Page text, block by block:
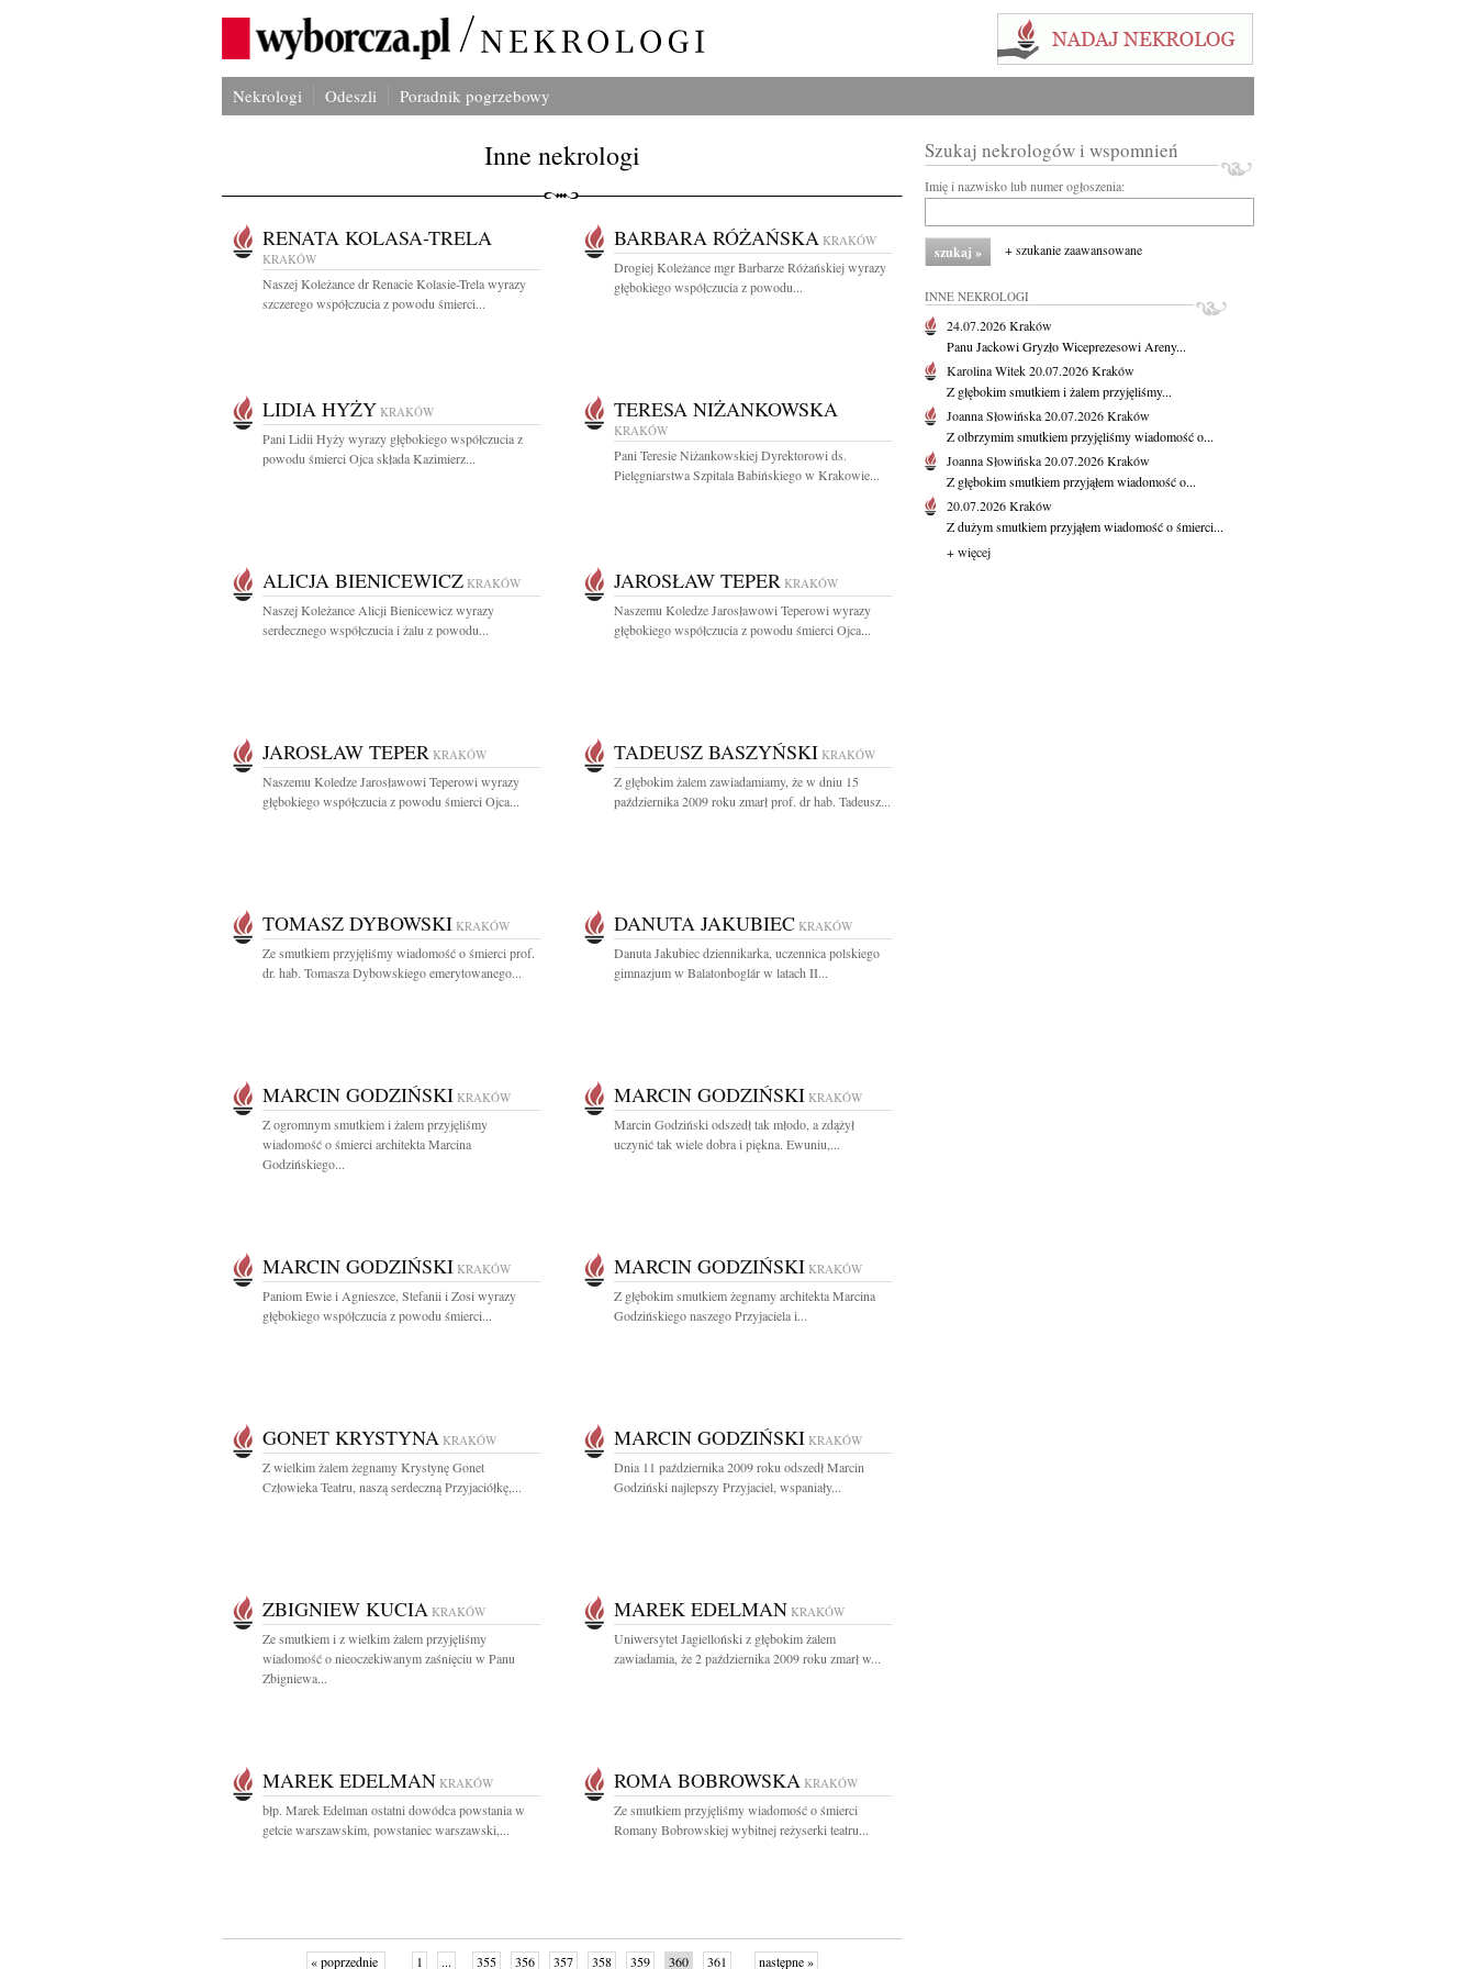
Nekrologi Odeszli Poradnik pogrzebowy
Inne nekrologi
RENATA KOLASA-TRELA
KRAKÓW
Naszej Koleżance dr Renacie Kolasie-Trela wyrazy
szczerego współczucia z powodu śmierci...
BARBARA RÓŻAŃSKA KRAKÓW
Drogiej Koleżance mgr Barbarze Różańskiej wyrazy
głębokiego współczucia z powodu...
LIDIA HYŻY KRAKÓW
Pani Lidii Hyży wyrazy głębokiego współczucia z
powodu śmierci Ojca składa Kazimierz...
TERESA NIŻANKOWSKA
KRAKÓW
Pani Teresie Niżankowskiej Dyrektorowi ds.
Pielęgniarstwa Szpitala Babińskiego w Krakowie...
ALICJA BIENICEWICZ KRAKÓW
Naszej Koleżance Alicji Bienicewicz wyrazy
serdecznego współczucia i żalu z powodu...
JAROSŁAW TEPER KRAKÓW
Naszemu Koledze Jarosławowi Teperowi wyrazy
głębokiego współczucia z powodu śmierci Ojca...
JAROSŁAW TEPER KRAKÓW
Naszemu Koledze Jarosławowi Teperowi wyrazy
głębokiego współczucia z powodu śmierci Ojca...
TADEUSZ BASZYŃSKI KRAKÓW
Z głębokim żalem zawiadamiamy, że w dniu 15
października 2009 roku zmarł prof. dr hab. Tadeusz...
TOMASZ DYBOWSKI KRAKÓW
Ze smutkiem przyjęliśmy wiadomość o śmierci prof.
dr. hab. Tomasza Dybowskiego emerytowanego...
DANUTA JAKUBIEC KRAKÓW
Danuta Jakubiec dziennikarka, uczennica polskiego
gimnazjum w Balatonboglár w latach II...
MARCIN GODZIŃSKI KRAKÓW
Z ogromnym smutkiem i żalem przyjęliśmy
wiadomość o śmierci architekta Marcina
Godzińskiego...
MARCIN GODZIŃSKI KRAKÓW
Marcin Godziński odszedł tak młodo, a zdążył
uczynić tak wiele dobra i piękna. Ewuniu,...
MARCIN GODZIŃSKI KRAKÓW
Paniom Ewie i Agnieszce, Stefanii i Zosi wyrazy
głębokiego współczucia z powodu śmierci...
MARCIN GODZIŃSKI KRAKÓW
Z głębokim smutkiem żegnamy architekta Marcina
Godzińskiego naszego Przyjaciela i...
GONET KRYSTYNA KRAKÓW
Z wielkim żalem żegnamy Krystynę Gonet
Człowieka Teatru, naszą serdeczną Przyjaciółkę,...
MARCIN GODZIŃSKI KRAKÓW
Dnia 11 października 2009 roku odszedł Marcin
Godziński najlepszy Przyjaciel, wspaniały...
ZBIGNIEW KUCIA KRAKÓW
Ze smutkiem i z wielkim żalem przyjęliśmy
wiadomość o nieoczekiwanym zaśnięciu w Panu
Zbigniewa...
MAREK EDELMAN KRAKÓW
Uniwersytet Jagielloński z głębokim żalem
zawiadamia, że 2 października 2009 roku zmarł w...
MAREK EDELMAN KRAKÓW
błp. Marek Edelman ostatni dowódca powstania w
getcie warszawskim, powstaniec warszawski,...
ROMA BOBROWSKA KRAKÓW
Ze smutkiem przyjęliśmy wiadomość o śmierci
Romany Bobrowskiej wybitnej reżyserki teatru...
« poprzednie 1 ... 355 356 357 358 359 360 361 następne »
Szukaj nekrologów i wspomnień
Imię i nazwisko lub numer ogłoszenia:
+ szukanie zaawansowane
INNE NEKROLOGI
24.07.2026Kraków
Panu Jackowi Gryzło Wiceprezesowi Areny...
Karolina Witek20.07.2026Kraków
Z głębokim smutkiem i żalem przyjęliśmy...
Joanna Słowińska20.07.2026Kraków
Z olbrzymim smutkiem przyjęliśmy wiadomość o...
Joanna Słowińska20.07.2026Kraków
Z głębokim smutkiem przyjąłem wiadomość o...
20.07.2026Kraków
Z dużym smutkiem przyjąłem wiadomość o śmierci...
+ więcej